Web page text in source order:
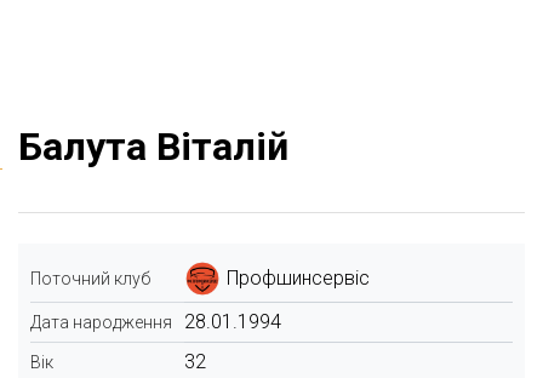
Балута Віталій
Поточний клуб Профшинсервіс
Дата народження 28.01.1994
Вік 32